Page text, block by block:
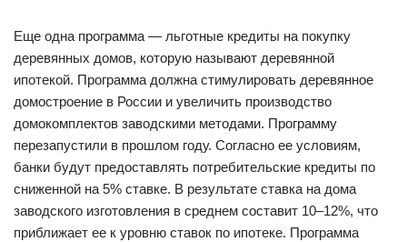
Еще одна программа — льготные кредиты на покупку
деревянных домов, которую называют деревянной
ипотекой. Программа должна стимулировать деревянное
домостроение в России и увеличить производство
домокомплектов заводскими методами. Программу
перезапустили в прошлом году. Согласно ее условиям,
банки будут предоставлять потребительские кредиты по
сниженной на 5% ставке. В результате ставка на дома
заводского изготовления в среднем составит 10–12%, что
приближает ее к уровню ставок по ипотеке. Программа